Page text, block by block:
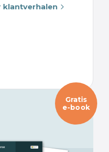
klantverhalen
Gratis
e-book